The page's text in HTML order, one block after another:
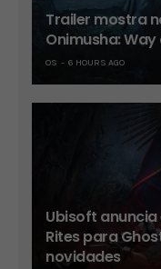
Trailer mostra
Onimusha:
OS 6 HOURS AGO
Ubisoft
Rites para
novidades